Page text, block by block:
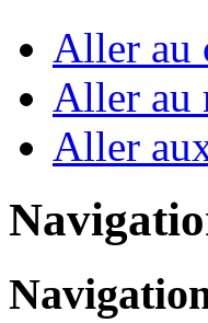
Aller au
Aller au
Aller